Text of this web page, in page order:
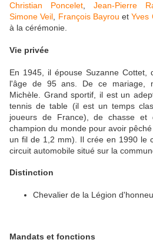
Christian Poncelet, Jean-Pierre
Simone Veil, François Bayrou etYves
à la cérémonie.
Vie privée
En 1945, il épouse Suzanne Cottet,
l'âge de 95 ans. De ce mariage,
Michèle. Grand sportif, il est un
tennis de table (il est un temps
joueurs de France), de chasse
champion du monde pour avoir
un fil de 1,2 mm). Il crée en 1990 le
circuit automobile situé sur la
Distinction
Chevalier de la Légion
Mandats et fonctions